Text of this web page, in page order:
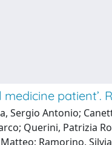
patient’.
Antonio;
Querini, Patrizia
Ramorino,